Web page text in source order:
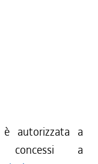
è autorizzata a
concessi a